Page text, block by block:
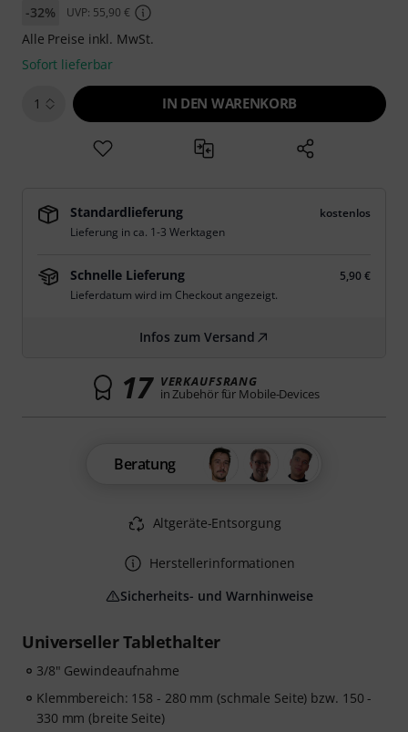
Universeller Tablethalter
3/8" Gewindeaufnahme
Klemmbereich: 158 - 280 mm (schmale Seite) bzw. 150 -
330 mm (breite Seite)
-32% UVP: 55,90 €
Alle Preise inkl. MwSt.
Sofort lieferbar
1 IN DEN WARENKORB
Standardlieferung
kostenlos
Lieferung in ca. 1-3 Werktagen
Schnelle Lieferung
5,90 €
Lieferdatum wird im Checkout angezeigt.
Infos zum Versand
17 VERKAUFSRANG
in Zubehör für Mobile-Devices
Beratung
Altgeräte-Entsorgung
Herstellerinformationen
Sicherheits- und Warnhinweise